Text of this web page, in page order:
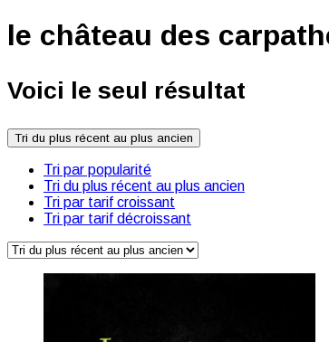
le château des
Voici le seul résultat
Tri du plus récent au plus ancien
Tri par popularité
Tri du plus récent au plus ancien
Tri par tarif croissant
Tri par tarif décroissant